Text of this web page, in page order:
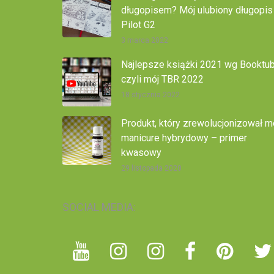
długopisem? Mój ulubiony długopis
Pilot G2
3 marca 2022
Najlepsze książki 2021 wg
czyli mój TBR 2022
18 stycznia 2022
Produkt, który zrewolucjonizował
manicure hybrydowy – primer
kwasowy
29 listopada 2020
SOCIAL MEDIA: